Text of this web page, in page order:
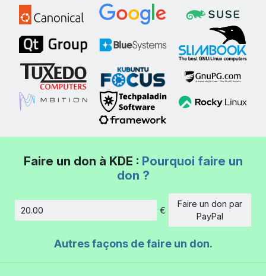
Faire un don à KDE : Pourquoi faire un
don ?
Montant
€
Faire un don par
PayPal
Autres façons de faire un don.